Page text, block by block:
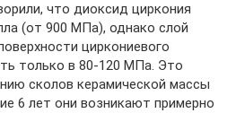
что диоксид циркония
(от 900 МПа), однако слой
циркониевого
только в 80-120 МПа. Это
сколов керамической массы
6 лет они возникают примерно